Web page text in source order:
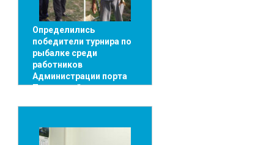
Определились
победители турнира по
рыбалке среди
работников
Администрации порта
Пивденный